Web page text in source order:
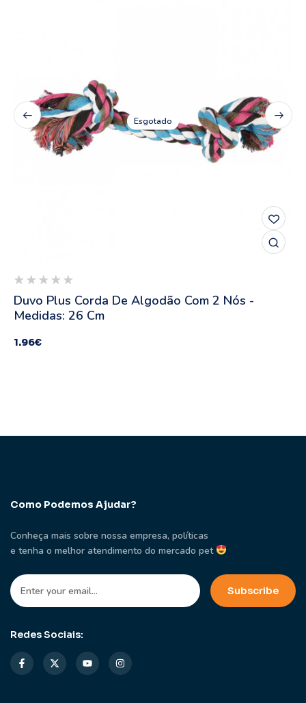
Esgotado
Duvo Plus Corda De Algodão Com 2 Nós -
Medidas: 26 Cm
1.96€
Como Podemos Ajudar?
Conheça mais sobre nossa empresa, políticas
e tenha o melhor atendimento do mercado pet
Redes Sociais: